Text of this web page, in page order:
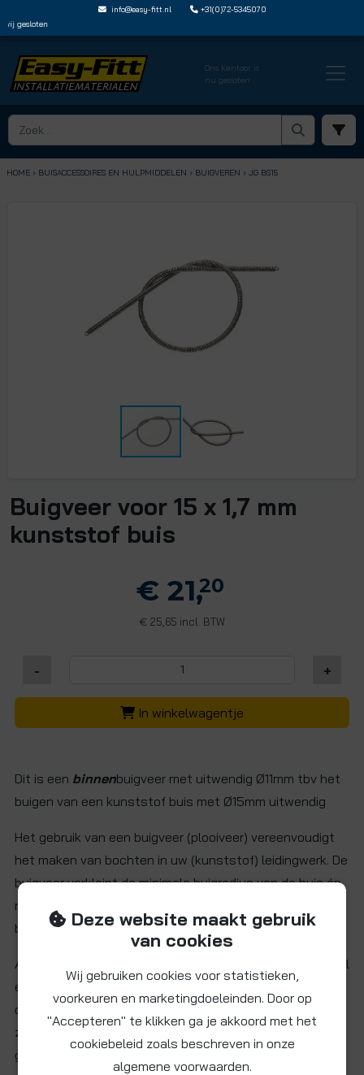
info@easy-fitt.nl
+31(0)72-5345070
gesloten
Ons kantoor is
nu gesloten
HOME › BUISACCESSOIRES EN HULPMIDDELEN › BUIGVEREN › JG BS15
Buigveer voor 15 x 1,7 mm
kunststof buis
€ 21,20
€ 25,65 incl. BTW
- +
In winkelwagentje
Dit is een binnenbuigveer met uitwendig Ø11mm tbv het
buigen van een kunststof buis met Ø15mm uitwendig
Het gebruik van een buigveer (plooiveer) vereenvoudigt
het maken van bochten in uw (kunststof) leidingwerk. De
buigveer verkleint de minimale buigradius van de buis én
minimaliseert de kans dat de buis knikt als een krappe
bocht gebogen wordt.
Al onze buigveren zijn vervaardigd uit speciaal verenstaal
en voorzien van een oog aan beide zijden. Een touw of
draad kan hiermee aan de buigveer bevestigd worden
zodat de buigveer na gebruik eenvoudig uit de buis
getrokken kan worden.
Deze website maakt gebruik
van cookies
Wij gebruiken cookies voor statistieken,
voorkeuren en marketingdoeleinden. Door op
"Accepteren" te klikken ga je akkoord met het
cookiebeleid zoals beschreven in onze
algemene voorwaarden.